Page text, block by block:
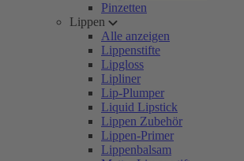
Pinzetten
Lippen
Alle anzeigen
Lippenstifte
Lipgloss
Lipliner
Lip-Plumper
Liquid Lipstick
Lippen Zubehör
Lippen-Primer
Lippenbalsam